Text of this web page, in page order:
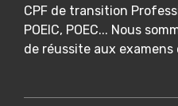
CPF de transition
POEIC, POEC... Nous
de réussite aux examens